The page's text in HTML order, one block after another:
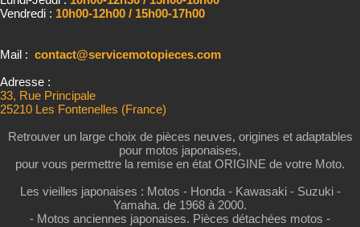
Vendredi : 10h00-12h00 / 15h00-17h00
Mail : contact@servicemotopieces.com
Adresse :
33, Rue Principale
25210 Les Fontenelles (France)
Retrouver un large choix de pièces neuves, origines et adaptables
pour motos japonaises,
pour vous permettre la remise en état ORIGINE de votre Moto.
Les vieilles japonaises : Motos - Honda - Kawasaki - Suzuki -
Yamaha. de 1968 à 2000.
- Motos anciennes japonaises. Pièces détachées motos -